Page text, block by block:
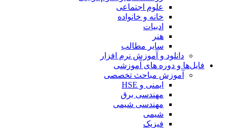
علوم اجتماعی
خانه و خانواده
ادبیات
هنر
سایر مطالب
دانلود و آموزش نرم افزار
فایل‌ها و دوره های آموزشی
آموزش مباحث تخصصی
ایمنی و HSE
مهندسی برق
مهندسی شیمی
شیمی
فیزیک